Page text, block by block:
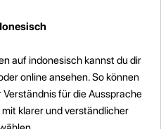
auf indonesisch kannst du dir
online ansehen. So können
für die Aussprache
klarer und verständlicher